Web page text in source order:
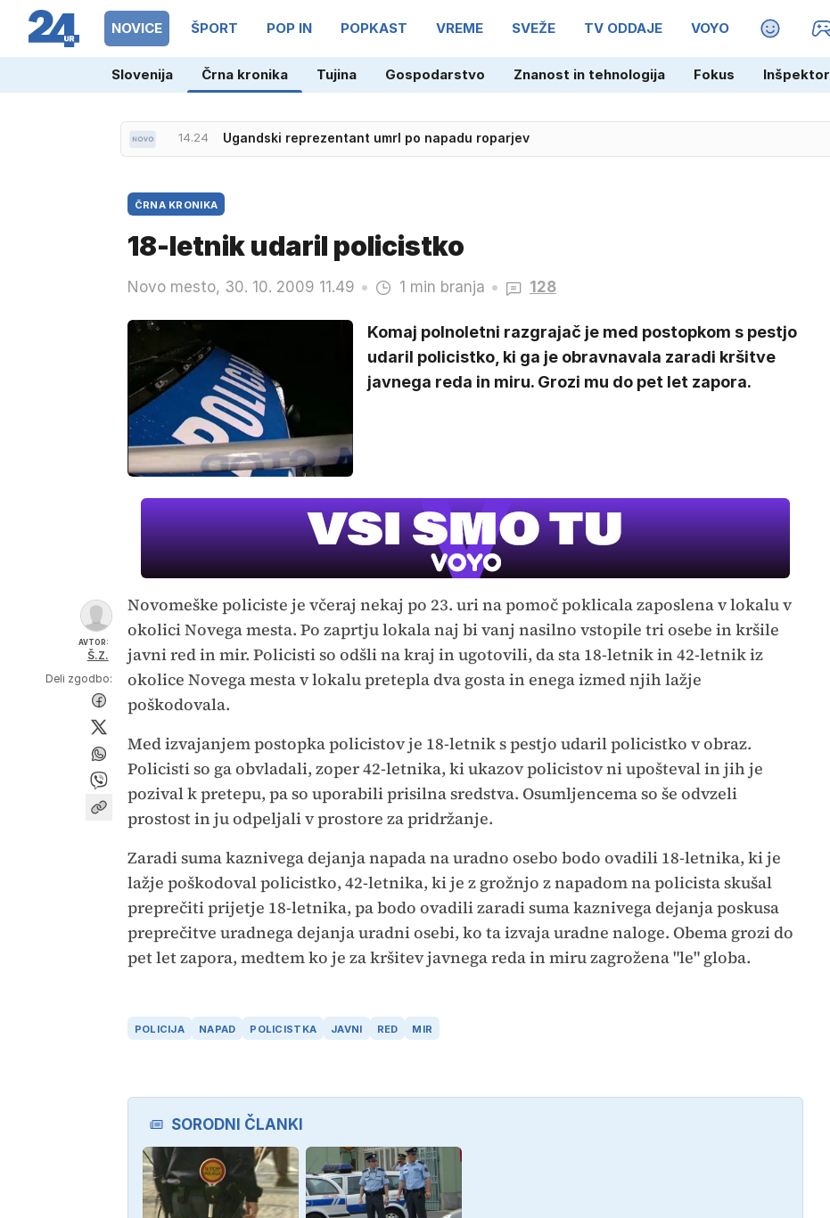
NOVICE ŠPORT POP IN POPKAST VREME SVEŽE TV ODDAJE VOYO MAGAZIN
Slovenija Črna kronika Tujina Gospodarstvo Znanost in tehnologija Fokus Inšpektor
14.24 Ugandski reprezentant umrl po napadu roparjev
ČRNA KRONIKA
18-letnik udaril policistko
Novo mesto, 30. 10. 2009 11.49 1 min branja 128
Komaj polnoletni razgrajač je med postopkom s pestjo
udaril policistko, ki ga je obravnavala zaradi kršitve
javnega reda in miru. Grozi mu do pet let zapora.
AVTOR:
Š.Z.
Deli zgodbo:
Novomeške policiste je včeraj nekaj po 23. uri na pomoč poklicala zaposlena v lokalu v
okolici Novega mesta. Po zaprtju lokala naj bi vanj nasilno vstopile tri osebe in kršile
javni red in mir. Policisti so odšli na kraj in ugotovili, da sta 18-letnik in 42-letnik iz
okolice Novega mesta v lokalu pretepla dva gosta in enega izmed njih lažje
poškodovala.
Med izvajanjem postopka policistov je 18-letnik s pestjo udaril policistko v obraz.
Policisti so ga obvladali, zoper 42-letnika, ki ukazov policistov ni upošteval in jih je
pozival k pretepu, pa so uporabili prisilna sredstva. Osumljencema so še odvzeli
prostost in ju odpeljali v prostore za pridržanje.
Zaradi suma kaznivega dejanja napada na uradno osebo bodo ovadili 18-letnika, ki je
lažje poškodoval policistko, 42-letnika, ki je z grožnjo z napadom na policista skušal
preprečiti prijetje 18-letnika, pa bodo ovadili zaradi suma kaznivega dejanja poskusa
preprečitve uradnega dejanja uradni osebi, ko ta izvaja uradne naloge. Obema grozi do
pet let zapora, medtem ko je za kršitev javnega reda in miru zagrožena "le" globa.
POLICIJA NAPAD POLICISTKA JAVNI RED MIR
SORODNI ČLANKI